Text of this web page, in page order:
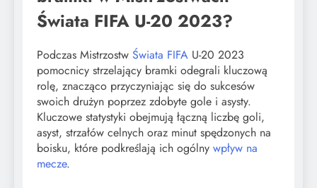
Świata FIFA U-20 2023?
Podczas Mistrzostw Świata FIFA U-20 2023
pomocnicy strzelający bramki odegrali kluczową
rolę, znacząco przyczyniając się do sukcesów
swoich drużyn poprzez zdobyte gole i asysty.
Kluczowe statystyki obejmują łączną liczbę goli,
asyst, strzałów celnych oraz minut spędzonych na
boisku, które podkreślają ich ogólny wpływ na
mecze.